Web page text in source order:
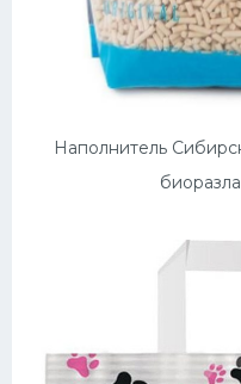
Наполнитель